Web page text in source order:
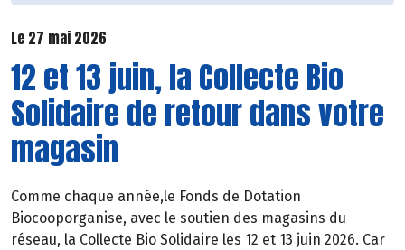
Le 27 mai 2026
12 et 13 juin, la Collecte Bio
Solidaire de retour dans votre
magasin
Comme chaque année,le Fonds de Dotation
Biocooporganise, avec le soutien des magasins du
réseau, la Collecte Bio Solidaire les 12 et 13 juin 2026. Car